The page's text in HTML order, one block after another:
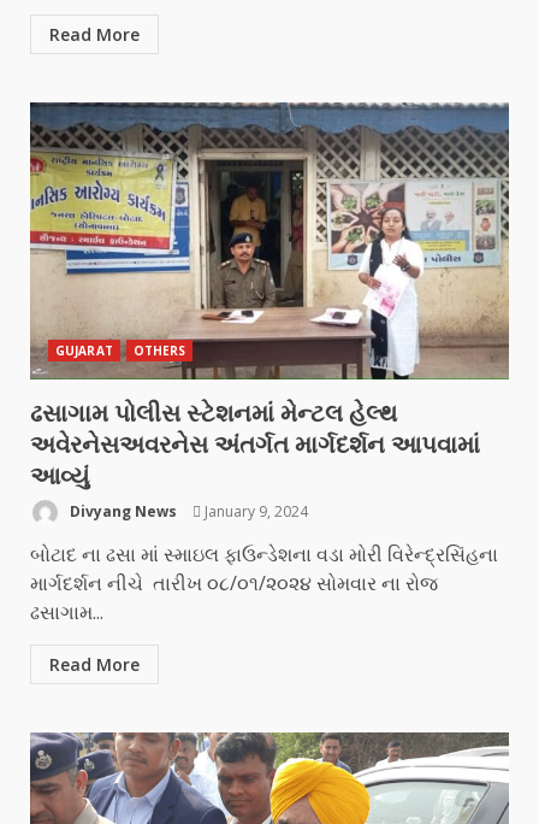
Read More
GUJARAT OTHERS
ઢસાગામ પોલીસ સ્ટેશનમાં મેન્ટલ હેલ્થ
અવેરનેસઅવરનેસ અંતર્ગત માર્ગદર્શન આપવામાં
આવ્યું
Divyang News January 9, 2024
બોટાદ ના ઢસા માં સ્માઇલ ફાઉન્ડેશના વડા મોરી વિરેન્દ્રસિંહના
માર્ગદર્શન નીચે તારીખ ૦૮/૦૧/૨૦૨૪ સોમવાર ના રોજ
ઢસાગામ...
Read More